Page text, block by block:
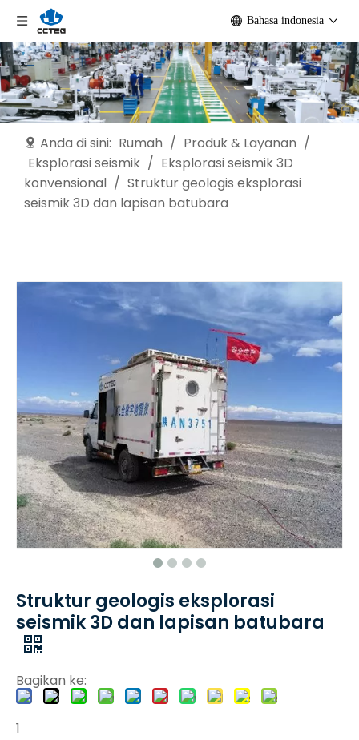
Bahasa indonesia
Anda di sini: Rumah / Produk & Layanan /
Eksplorasi seismik / Eksplorasi seismik 3D
konvensional / Struktur geologis eksplorasi
seismik 3D dan lapisan batubara
Struktur geologis eksplorasi
seismik 3D dan lapisan batubara
Bagikan ke:
1